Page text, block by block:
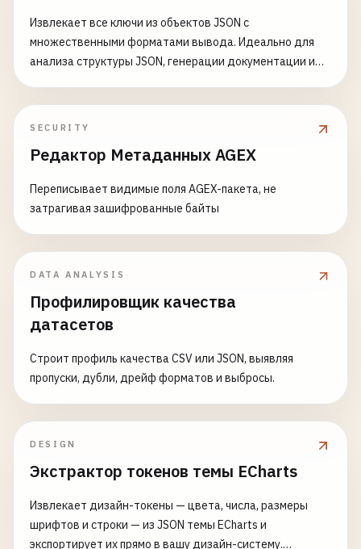
Извлекает все ключи из объектов JSON с
множественными форматами вывода. Идеально для
анализа структуры JSON, генерации документации и
SECURITY
Редактор Метаданных AGEX
Переписывает видимые поля AGEX-пакета, не
затрагивая зашифрованные байты
DATA ANALYSIS
Профилировщик качества
датасетов
Строит профиль качества CSV или JSON, выявляя
пропуски, дубли, дрейф форматов и выбросы.
DESIGN
Экстрактор токенов темы ECharts
Извлекает дизайн-токены — цвета, числа, размеры
шрифтов и строки — из JSON темы ECharts и
экспортирует их прямо в вашу дизайн-систему.